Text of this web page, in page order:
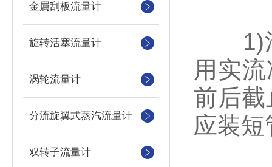
金属刮板流量计
旋转活塞流量计
涡轮流量计
分流旋翼式蒸汽流量计
双转子流量计
1)清
用实
前后
应装